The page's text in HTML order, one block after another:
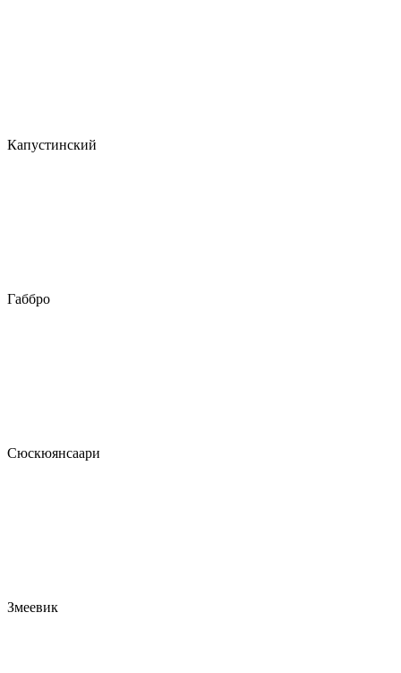
Капустинский
Габбро
Сюскюянсаари
Змеевик